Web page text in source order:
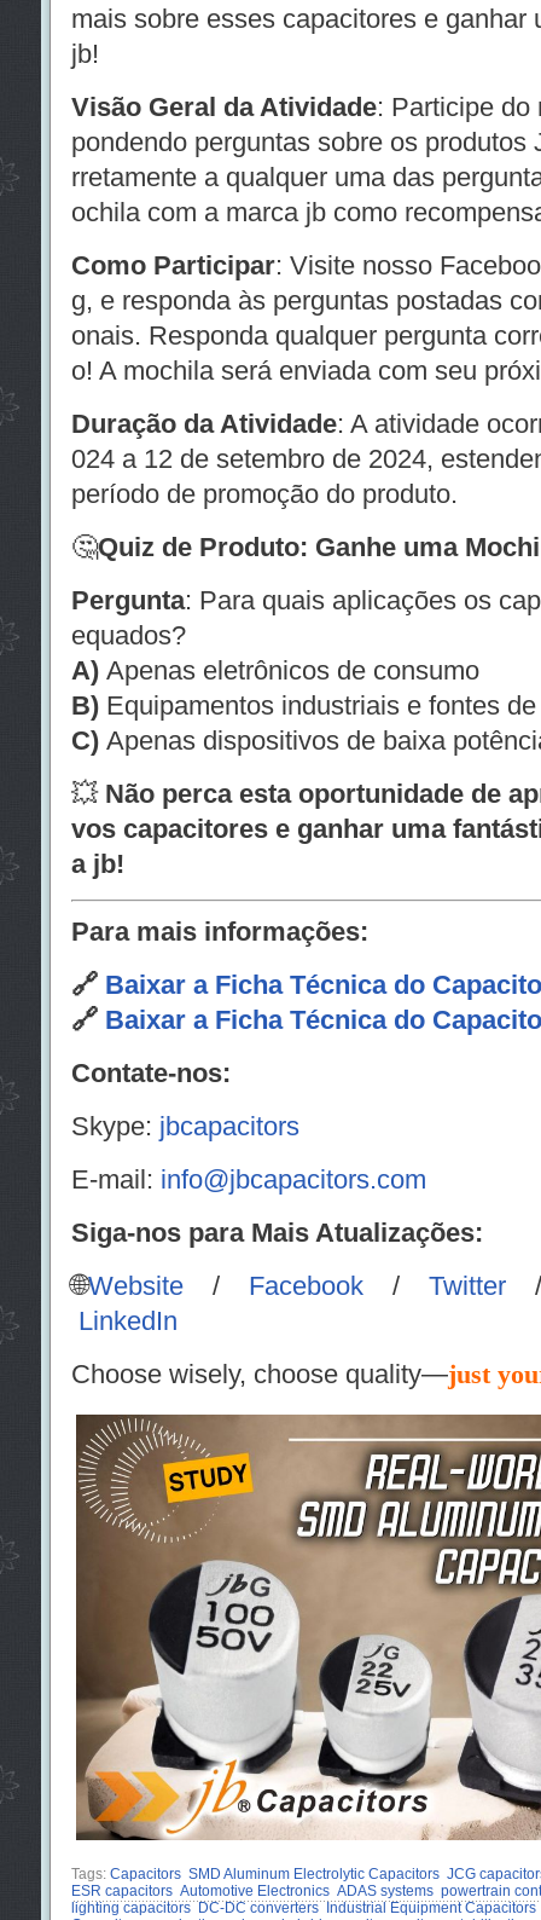
mais sobre esses capacitores e ganhar
jb!
Visão Geral da Atividade: Participe do
pondendo perguntas sobre os produtos
rretamente a qualquer uma das
ochila com a marca jb como
Como Participar: Visite nosso
g, e responda às perguntas postadas
onais. Responda qualquer pergunta
o! A mochila será enviada com seu
Duração da Atividade: A atividade
024 a 12 de setembro de 2024,
período de promoção do produto.
🤔Quiz de Produto: Ganhe uma
Pergunta: Para quais aplicações os
equados?
A)Apenas eletrônicos de consumo
B)Equipamentos industriais e fontes
C)Apenas dispositivos de baixa
💥 Não perca esta oportunidade de
vos capacitores e ganhar uma
a jb!
Para mais informações:
🔗 Baixar a Ficha Técnica do
🔗 Baixar a Ficha Técnica do
Contate-nos:
Skype: jbcapacitors
E-mail: info@jbcapacitors.com
Siga-nos para Mais Atualizações:
🌐Website/ Facebook/ Twitter
LinkedIn
Choose wisely, choose quality—just
Tags: Capacitors SMD Aluminum Electrolytic Capacitors JCG
ESR capacitors Automotive Electronics ADAS systems powertrain
lighting capacitors DC-DC converters Industrial Equipment Capacitors